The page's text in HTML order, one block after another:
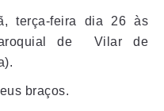
terça-feira dia 26 às
de Vilar de
braços.